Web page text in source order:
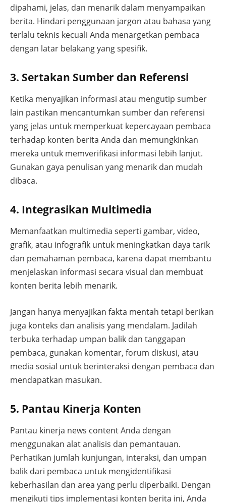
dipahami, jelas, dan menarik dalam menyampaikan
berita. Hindari penggunaan jargon atau bahasa yang
terlalu teknis kecuali Anda menargetkan pembaca
dengan latar belakang yang spesifik.
3. Sertakan Sumber dan Referensi
Ketika menyajikan informasi atau mengutip sumber
lain pastikan mencantumkan sumber dan referensi
yang jelas untuk memperkuat kepercayaan pembaca
terhadap konten berita Anda dan memungkinkan
mereka untuk memverifikasi informasi lebih lanjut.
Gunakan gaya penulisan yang menarik dan mudah
dibaca.
4. Integrasikan Multimedia
Memanfaatkan multimedia seperti gambar, video,
grafik, atau infografik untuk meningkatkan daya tarik
dan pemahaman pembaca, karena dapat membantu
menjelaskan informasi secara visual dan membuat
konten berita lebih menarik.
Jangan hanya menyajikan fakta mentah tetapi berikan
juga konteks dan analisis yang mendalam. Jadilah
terbuka terhadap umpan balik dan tanggapan
pembaca, gunakan komentar, forum diskusi, atau
media sosial untuk berinteraksi dengan pembaca dan
mendapatkan masukan.
5. Pantau Kinerja Konten
Pantau kinerja news content Anda dengan
menggunakan alat analisis dan pemantauan.
Perhatikan jumlah kunjungan, interaksi, dan umpan
balik dari pembaca untuk mengidentifikasi
keberhasilan dan area yang perlu diperbaiki. Dengan
mengikuti tips implementasi konten berita ini, Anda